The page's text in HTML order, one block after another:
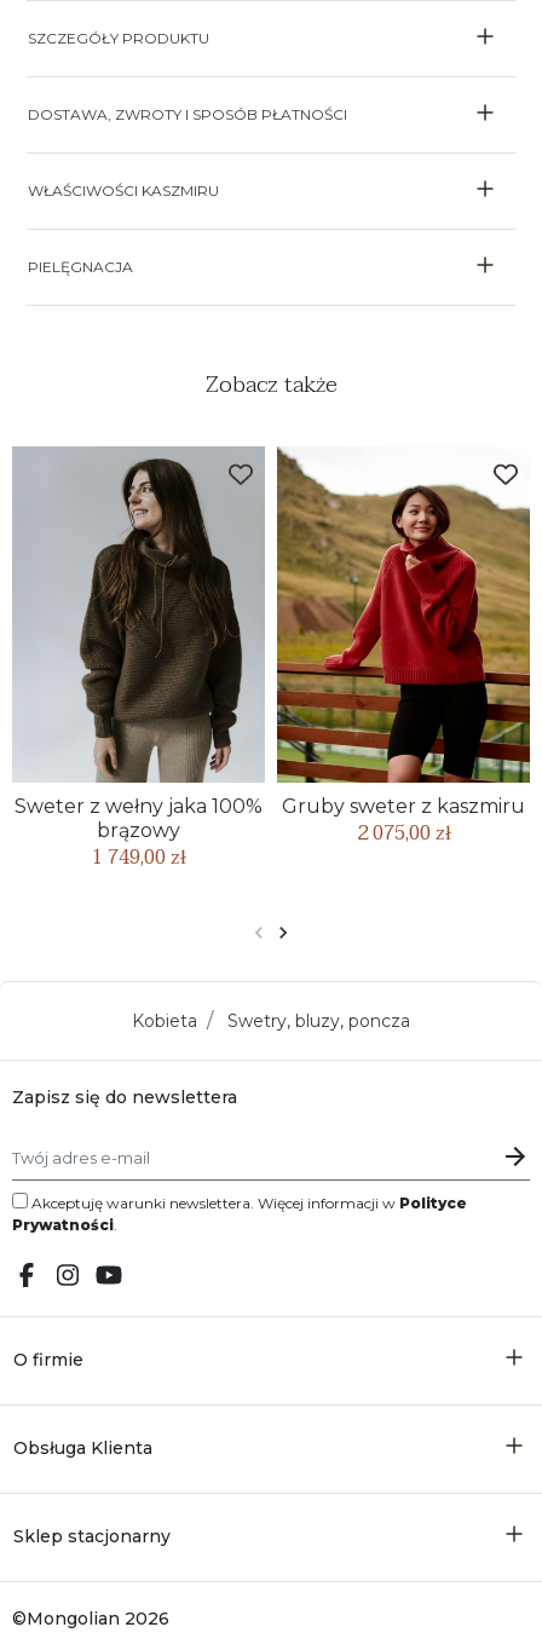
SZCZEGÓŁY PRODUKTU
DOSTAWA, ZWROTY I SPOSÓB PŁATNOŚCI
WŁAŚCIWOŚCI KASZMIRU
PIELĘGNACJA
Zobacz także
Sweter z wełny jaka 100%
brązowy
1 749,00 zł
Gruby sweter z kaszmiru
2 075,00 zł
Poprzedni
Następny
Kobieta Swetry, bluzy, poncza
Zapisz się do newslettera
Akceptuję warunki newslettera. Więcej informacji w Polityce
Prywatności
O firmie
Obsługa Klienta
Sklep stacjonarny
©Mongolian 2026